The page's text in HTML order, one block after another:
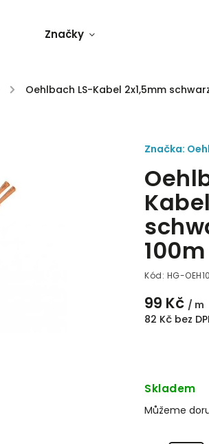
Značky
/ Oehlbach LS-Kabel 2x1,5mm
100m
Kód: HG-
99 Kč / m
82 Kč bez
Značka:
Skladem
Můžeme